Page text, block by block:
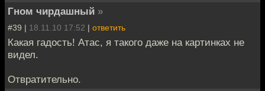
Гном чирдашный »
#39 | 18.11.10 17:52 | ответить
Какая гадость! Атас, я такого даже на картинках не
видел.
Отвратительно.